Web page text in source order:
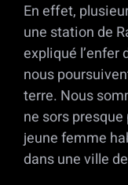
En effet,
une station de
expliqué l’enfer
nous
terre. Nous
ne sors
jeune femme
dans une ville